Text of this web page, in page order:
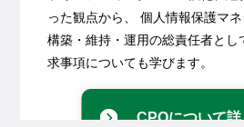
った観点から、 個人情報保護マ
構築・維持・運用の総責任者と
求事項についても学びます。
CPOについて